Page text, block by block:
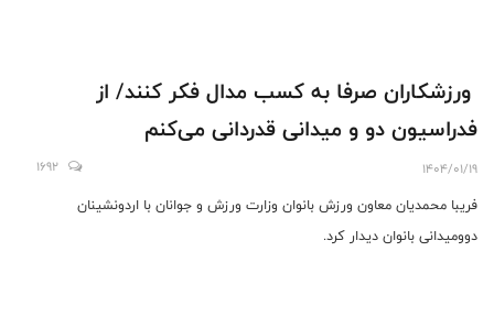
ورزشکاران صرفا به کسب مدال فکر کنند/ از
فدراسیون دو و میدانی قدردانی می‌کنم
1404/01/19
1692
فریبا محمدیان معاون ورزش بانوان وزارت ورزش و جوانان با اردونشینان
دوومیدانی بانوان دیدار کرد.